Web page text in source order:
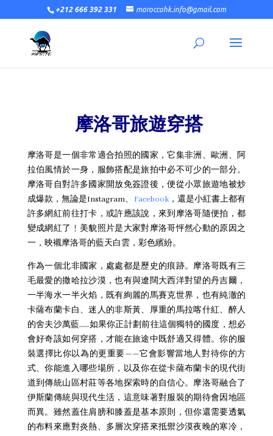
+212 666 392 331 moroccohk.info@gmail.com
摩洛哥旅遊穿搭
摩洛哥是一個非常適合拍照的國家，它集非洲、歐洲、阿
拉伯風情於一身，服飾搭配是旅拍中必不可少的一部分。
摩洛哥自對許多國家開放免簽證後，便從小眾旅遊地被炒
成爆款，無論是Instagram、 Facebook，還是小紅書上都有
許多網紅前往打卡，或許應該說，來到摩洛哥隨便拍，都
變成網紅了﹗美貌照片是大家對摩洛哥怦然心動的原因之
一，映襯摩洛哥的藍天白雲，彩色繽紛。
作為一個北非國家，處處都是歷史的痕跡。摩洛哥既有三
毛最愛的撒哈拉沙漠，也有與遼闊大西洋對望的丹吉爾，
一半海水一半火焰，既有絢麗的馬賽克世界，也有純澈的
卡薩布蘭卡白、迷人的非斯黃、厚重的馬拉喀什紅、醉人
的舍夫沙萬藍……如果你正計劃前往這個獨特的國度，想必
會好奇該如何穿搭，才能在旅途中既舒適又得體。你的服
裝選擇比你以為的更重要——它會影響當地人對待你的方
式、你能進入哪些場所，以及你在從卡薩布蘭卡的現代街
道到傳統山區村莊等各地探索時的自信心。摩洛哥融合了
伊斯蘭傳統與現代生活，這意味著對服裝的期待會因地區
而異。雖然蓋住肩膀和膝蓋是基本原則，但你還需要透氣
的布料來應對炎熱、多層次穿搭來抵禦沙漠夜晚的寒冷，